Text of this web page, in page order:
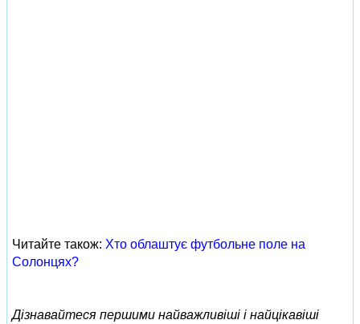
Читайте також: Хто облаштує футбольне поле на
Солонцях?
Дізнавайтеся першими найважливіші і найцікавіші